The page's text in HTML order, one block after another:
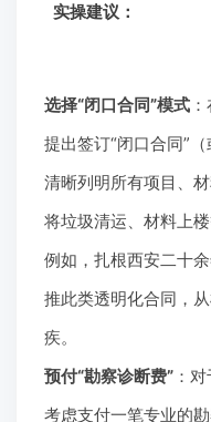
实操建议：
选择“闭口合同”模式
提出签订“闭口合同”
清晰列明所有项目、
将垃圾清运、材料上
例如，扎根西安二十
推此类透明化合同，
疾。
预付“勘察诊断费” ：
考虑支付一笔专业的